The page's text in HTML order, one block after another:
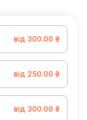
від 300.00 ₴
від 250.00 ₴
від 300.00 ₴